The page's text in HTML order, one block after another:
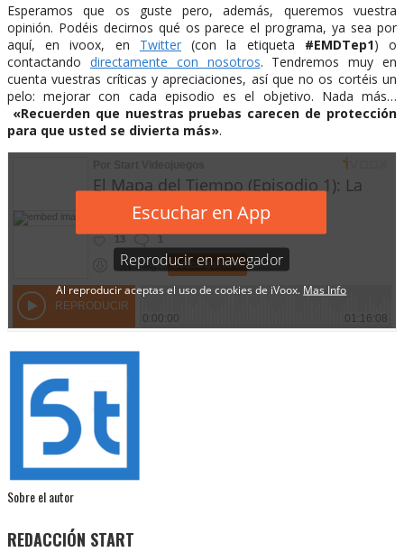
Esperamos que os guste pero, además, queremos vuestra
opinión. Podéis decirnos qué os parece el programa, ya sea por
aquí, en ivoox, en Twitter(con la etiqueta #EMDTep1) o
contactando directamente con nosotros. Tendremos muy en
cuenta vuestras críticas y apreciaciones, así que no os cortéis un
pelo: mejorar con cada episodio es el objetivo. Nada más…
«Recuerden que nuestras pruebas carecen de protección
para que usted se divierta más».
Sobre el autor
REDACCIÓN START